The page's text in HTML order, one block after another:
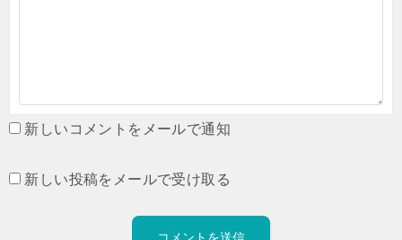
新しいコメントをメールで通知
新しい投稿をメールで受け取る